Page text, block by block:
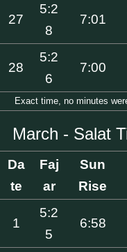
27
5:2
8
7:01
28
5:2
6
7:00
Exact time, no minutes
March - Salat
Da
te
Faj
ar
Sun
Rise
1
5:2
5
6:58